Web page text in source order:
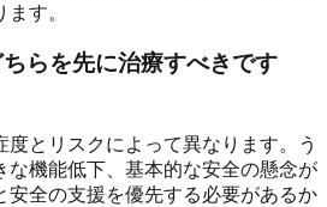
す。
らを先に治療すべきです
とリスクによって異なります。う
な機能低下、基本的な安全の懸念が
安全の支援を優先する必要があるか